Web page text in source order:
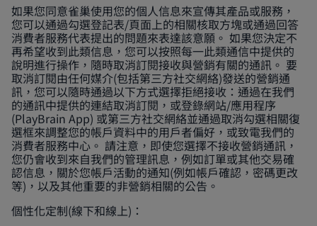
如果您同意雀巢使用您的個人信息來宣傳其產品或服務，
您可以通過勾選登記表/頁面上的相關核取方塊或通過回答
消費者服務代表提出的問題來表達該意願。 如果您決定不
再希望收到此類信息，您可以按照每一此類通信中提供的
說明進行操作，隨時取消訂閱接收與營銷有關的通訊。 要
取消訂閱由任何媒介(包括第三方社交網絡)發送的營銷通
訊，您可以隨時通過以下方式選擇拒絕接收：通過在我們
的通訊中提供的連結取消訂閱，或登錄網站/應用程序
(PlayBrain App) 或第三方社交網絡並通過取消勾選相關復
選框來調整您的帳戶資料中的用戶者偏好，或致電我們的
消費者服務中心。 請注意，即使您選擇不接收營銷通訊，
您仍會收到來自我們的管理訊息，例如訂單或其他交易確
認信息，關於您帳戶活動的通知(例如帳戶確認，密碼更改
等)，以及其他重要的非營銷相關的公告。
個性化定制(線下和線上)：